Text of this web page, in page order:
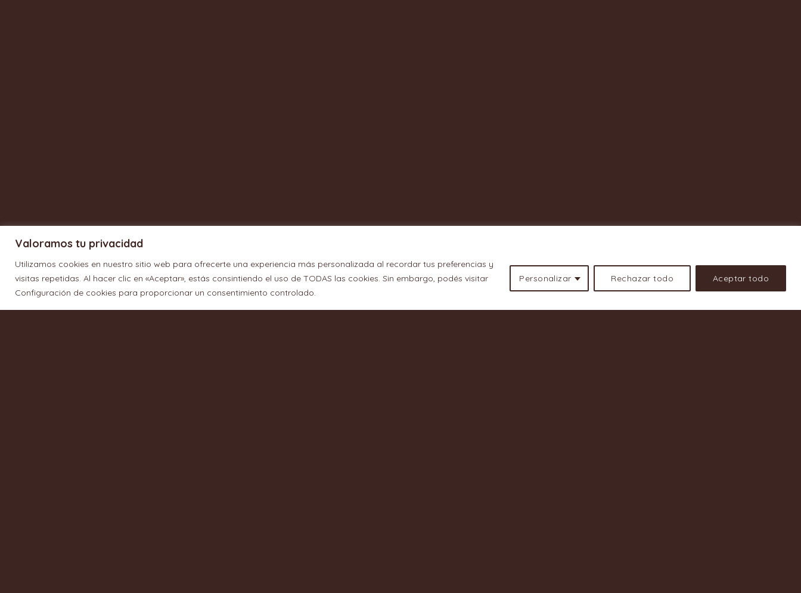
Valoramos tu privacidad
Utilizamos cookies en nuestro sitio web para ofrecerte una experiencia más personalizada al recordar tus preferencias y
visitas repetidas. Al hacer clic en «Aceptar», estás consintiendo el uso de TODAS las cookies. Sin embargo, podés visitar
Configuración de cookies para proporcionar un consentimiento controlado.
Personalizar Rechazar todo Aceptar todo